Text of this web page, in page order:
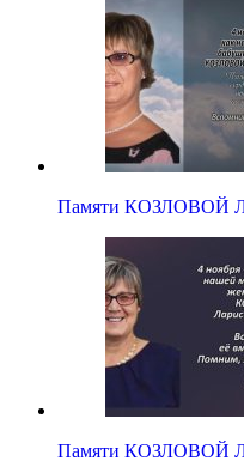
Памяти КОЗЛОВОЙ
Памяти КОЗЛОВОЙ